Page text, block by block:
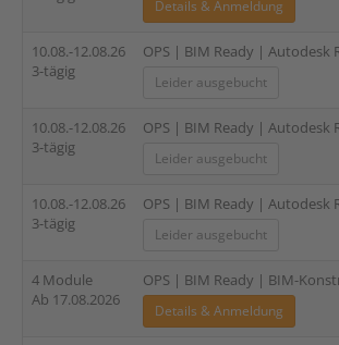
Details & Anmeldung
10.08.-12.08.26
3-tägig
OPS | BIM Ready |
Leider ausgebucht
10.08.-12.08.26
3-tägig
OPS | BIM Ready |
Leider ausgebucht
10.08.-12.08.26
3-tägig
OPS | BIM Ready |
Leider ausgebucht
4 Module
Ab 17.08.2026
OPS | BIM Ready | BIM-
Details & Anmeldung